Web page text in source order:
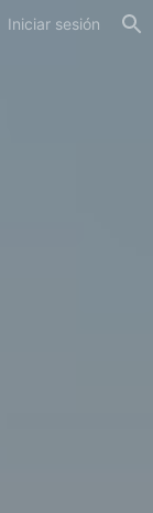
Iniciar sesión